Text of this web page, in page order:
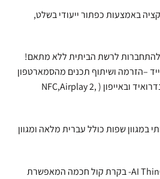
באמצעות כפתור ייעודי בשלט,
–הזרמה ושיתוף תכנים מהסמארטפון
לטלוויזיה , כולל תמיכה באנדרואיד ובאייפון ( NFC,Airplay 2,
במגוון שפות כולל עברית מלאה ומגוון
*מערכת בינה מלאכותית AI ThinQ- בקרת קול חכמה המאפשרת